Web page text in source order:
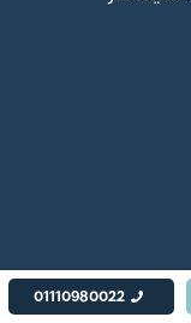
01110980022